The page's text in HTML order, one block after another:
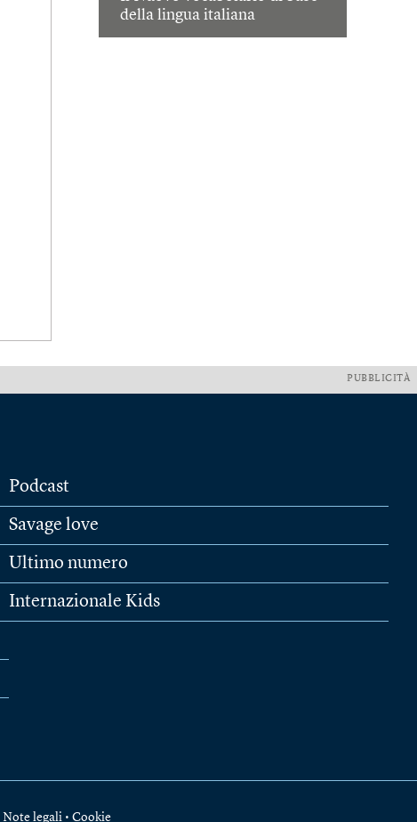
della lingua italiana
PUBBLICITÀ
Podcast
Savage love
Ultimo numero
Internazionale Kids
Note legali • Cookie